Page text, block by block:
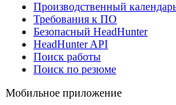
Производственный
Требования к ПО
Безопасный HeadHunter
HeadHunter API
Поиск работы
Поиск по резюме
Мобильное приложение